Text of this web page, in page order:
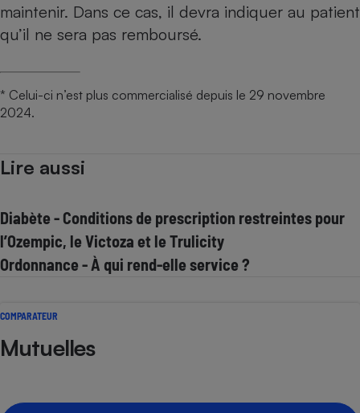
maintenir. Dans ce cas, il devra indiquer au patient
qu’il ne sera pas remboursé.
* Celui-ci n’est plus commercialisé depuis le 29 novembre
2024.
Lire aussi
Diabète - Conditions de prescription restreintes pour
l’Ozempic, le Victoza et le Trulicity
Ordonnance - À qui rend-elle service ?
COMPARATEUR
Mutuelles